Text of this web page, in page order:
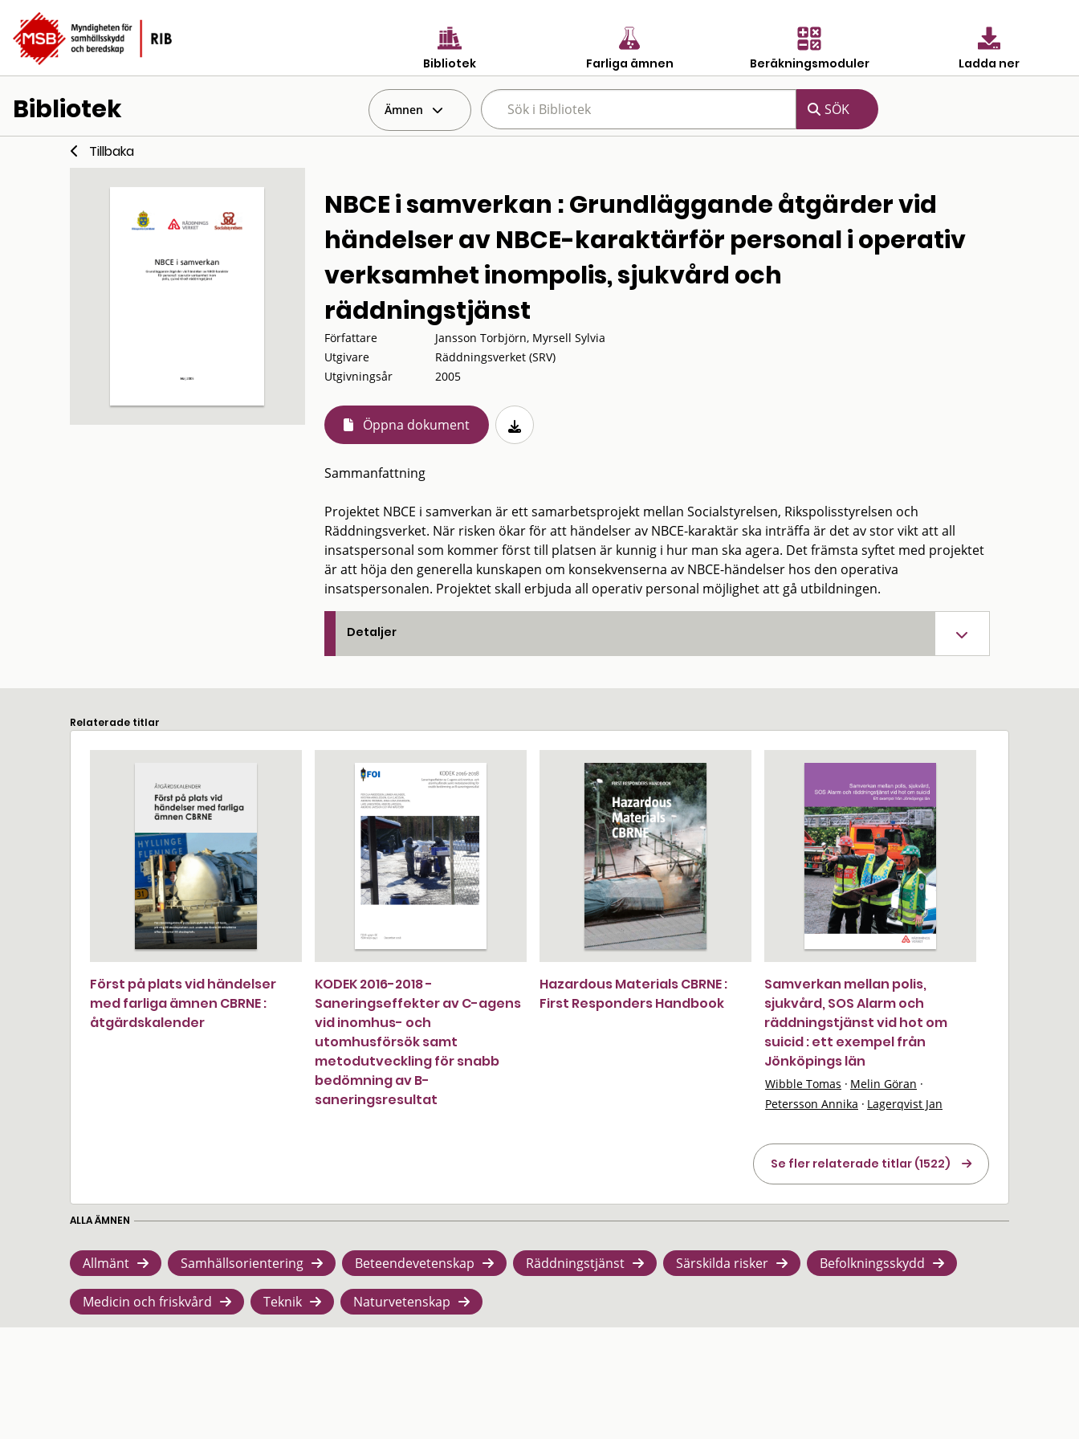
Bibliotek Farliga ämnen Beräkningsmoduler Ladda ner
Bibliotek Ämnen
Tillbaka
NBCE i samverkan : Grundläggande åtgärder vid
händelser av NBCE-karaktärför personal i operativ
verksamhet inompolis, sjukvård och
räddningstjänst
Författare
Jansson Torbjörn, Myrsell Sylvia
Utgivare
Räddningsverket (SRV)
Utgivningsår
2005
Öppna dokument
Sammanfattning
Projektet NBCE i samverkan är ett samarbetsprojekt mellan Socialstyrelsen, Rikspolisstyrelsen och
Räddningsverket. När risken ökar för att händelser av NBCE-karaktär ska inträffa är det av stor vikt att all
insatspersonal som kommer först till platsen är kunnig i hur man ska agera. Det främsta syftet med projektet
är att höja den generella kunskapen om konsekvenserna av NBCE-händelser hos den operativa
insatspersonalen. Projektet skall erbjuda all operativ personal möjlighet att gå utbildningen.
Detaljer
Relaterade titlar
Först på plats vid händelser
med farliga ämnen CBRNE :
åtgärdskalender
KODEK 2016-2018 -
Saneringseffekter av C-agens
vid inomhus- och
utomhusförsök samt
metodutveckling för snabb
bedömning av B-
saneringsresultat
Hazardous Materials CBRNE :
First Responders Handbook
Samverkan mellan polis,
sjukvård, SOS Alarm och
räddningstjänst vid hot om
suicid : ett exempel från
Jönköpings län
Wibble Tomas · Melin Göran ·
Petersson Annika · Lagerqvist Jan
Se fler relaterade titlar (1522)
ALLA ÄMNEN
Allmänt Samhällsorientering Beteendevetenskap Räddningstjänst Särskilda risker Befolkningsskydd
Medicin och friskvård Teknik Naturvetenskap